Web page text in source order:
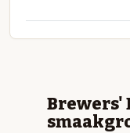
Brewers'